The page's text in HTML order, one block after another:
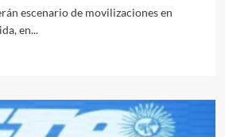
escenario de movilizaciones en
en...